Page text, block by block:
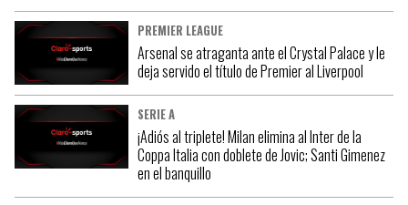
PREMIER LEAGUE
Arsenal se atraganta ante el Crystal Palace y le
deja servido el título de Premier al Liverpool
SERIE A
¡Adiós al triplete! Milan elimina al Inter de la
Coppa Italia con doblete de Jovic; Santi Gimenez
en el banquillo